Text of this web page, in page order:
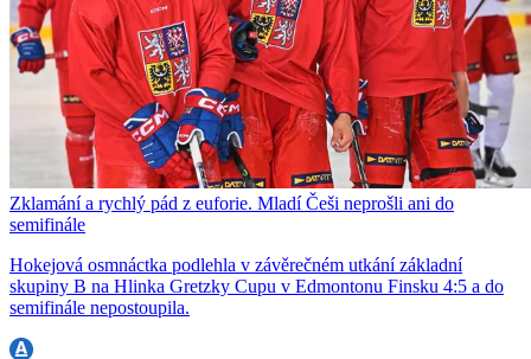
Zklamání a rychlý pád z euforie. Mladí Češi neprošli ani do
semifinále
Hokejová osmnáctka podlehla v závěrečném utkání základní
skupiny B na Hlinka Gretzky Cupu v Edmontonu Finsku 4:5 a do
semifinále nepostoupila.